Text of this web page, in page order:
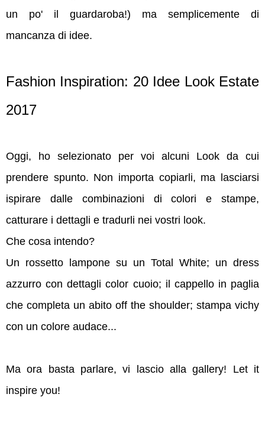
un po' il guardaroba!) ma semplicemente di
mancanza di idee.
Fashion Inspiration: 20 Idee Look Estate
2017
Oggi, ho selezionato per voi alcuni Look da cui
prendere spunto. Non importa copiarli, ma lasciarsi
ispirare dalle combinazioni di colori e stampe,
catturare i dettagli e tradurli nei vostri look.
Che cosa intendo?
Un rossetto lampone su un Total White; un dress
azzurro con dettagli color cuoio; il cappello in paglia
che completa un abito off the shoulder; stampa vichy
con un colore audace...
Ma ora basta parlare, vi lascio alla gallery! Let it
inspire you!